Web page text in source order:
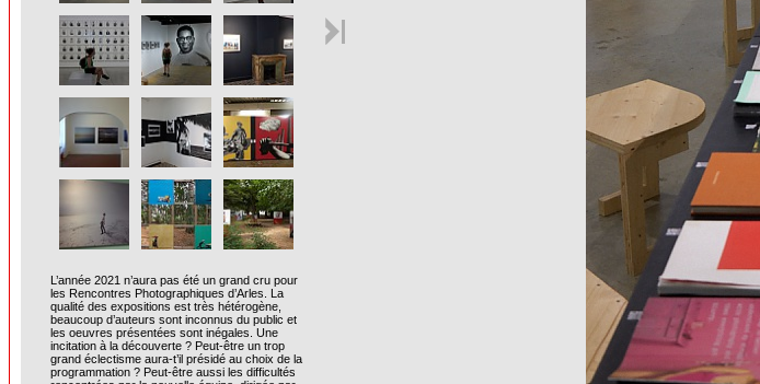
L’année 2021 n’aura pas été un grand cru pour
les Rencontres Photographiques d’Arles. La
qualité des expositions est très hétérogène,
beaucoup d’auteurs sont inconnus du public et
les oeuvres présentées sont inégales. Une
incitation à la découverte ? Peut-être un trop
grand éclectisme aura-t’il présidé au choix de la
programmation ? Peut-être aussi les difficultés